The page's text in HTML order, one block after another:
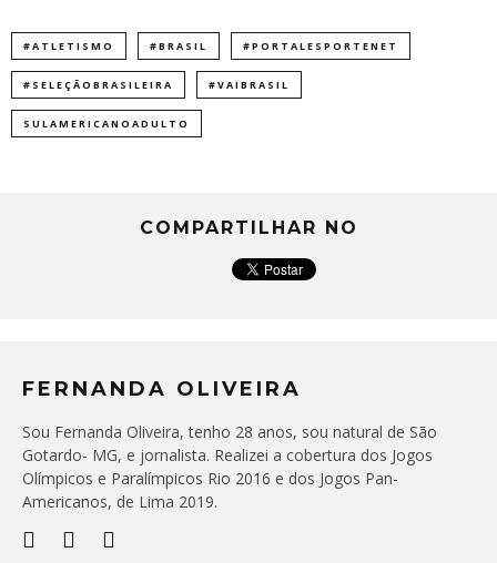
#ATLETISMO #BRASIL #PORTALESPORTENET
#SELEÇÃOBRASILEIRA #VAIBRASIL
SULAMERICANOADULTO
COMPARTILHAR NO
FERNANDA OLIVEIRA
Sou Fernanda Oliveira, tenho 28 anos, sou natural de São
Gotardo- MG, e jornalista. Realizei a cobertura dos Jogos
Olímpicos e Paralímpicos Rio 2016 e dos Jogos Pan-
Americanos, de Lima 2019.